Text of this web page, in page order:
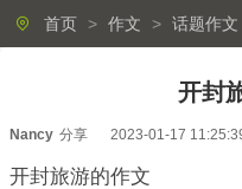
首页 > 作文 > 话题作文
开封
Nancy 分享 2023-01-17
开封旅游的作文